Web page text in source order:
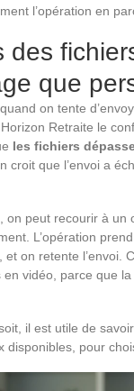
l’opération en
que
on tente
Retraite le
les fichiers
croit que l’envoi a
on peut recourir à un
L’opération
on retente l’envoi.
vidéo, parce que
il est utile de
disponibles, pour